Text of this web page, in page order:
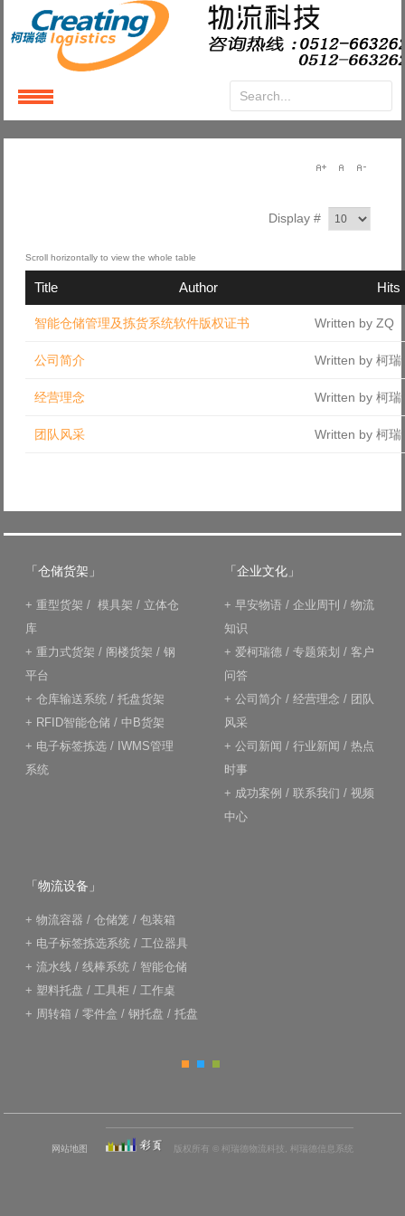
Display #
Title Author Hits
智能仓储管理及拣货系统软件版权证书 Written by ZQ
公司简介 Written by 柯瑞
经营理念 Written by 柯瑞
团队风采 Written by 柯瑞
「仓储货架」
+ 重型货架 / 模具架 / 立体仓
库
+ 重力式货架 / 阁楼货架 / 钢
平台
+ 仓库输送系统 / 托盘货架
+ RFID智能仓储 / 中B货架
+ 电子标签拣选 / IWMS管理
系统
「企业文化」
+ 早安物语 / 企业周刊 / 物流
知识
+ 爱柯瑞德 / 专题策划 / 客户
问答
+ 公司简介 / 经营理念 / 团队
风采
+ 公司新闻 / 行业新闻 / 热点
时事
+ 成功案例 / 联系我们 / 视频
中心
「物流设备」
+ 物流容器 / 仓储笼 / 包装箱
+ 电子标签拣选系统 / 工位器具
+ 流水线 / 线棒系统 / 智能仓储
+ 塑料托盘 / 工具柜 / 工作桌
+ 周转箱 / 零件盒 / 钢托盘 / 托盘
网站地图 版权所有 © 柯瑞德物流科技, 柯瑞德信息系统
LoginorRegister
Password
Remember Me